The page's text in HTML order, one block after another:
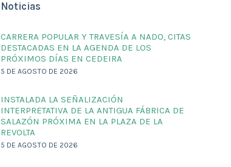
Noticias
CARRERA POPULAR Y TRAVESÍA A NADO, CITAS
DESTACADAS EN LA AGENDA DE LOS
PRÓXIMOS DÍAS EN CEDEIRA
5 DE AGOSTO DE 2026
INSTALADA LA SEÑALIZACIÓN
INTERPRETATIVA DE LA ANTIGUA FÁBRICA DE
SALAZÓN PRÓXIMA EN LA PLAZA DE LA
REVOLTA
5 DE AGOSTO DE 2026